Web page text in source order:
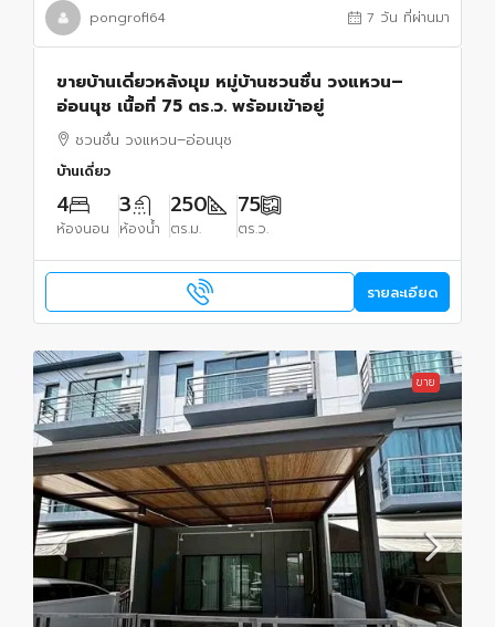
pongrofl64 7 วัน ที่ผ่านมา
ขายบ้านเดี่ยวหลังมุม หมู่บ้านชวนชื่น วงแหวน–
อ่อนนุช เนื้อที่ 75 ตร.ว. พร้อมเข้าอยู่
ชวนชื่น วงแหวน–อ่อนนุช
บ้านเดี่ยว
4
ห้องนอน
3
ห้องน้ำ
250
ตร.ม.
75
ตร.ว.
รายละเอียด
ขาย